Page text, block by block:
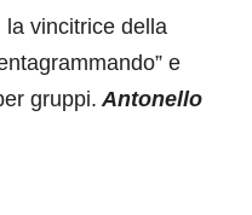
la vincitrice della
e
gruppi. Antonello